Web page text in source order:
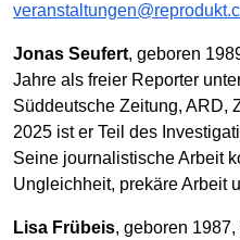
Jonas Seufert, geboren
Jahre als freier Reporter
Süddeutsche Zeitung, ARD,
2025 ist er Teil des
Seine journalistische Arbeit
Ungleichheit, prekäre Arbeit
Lisa Frübeis, geboren